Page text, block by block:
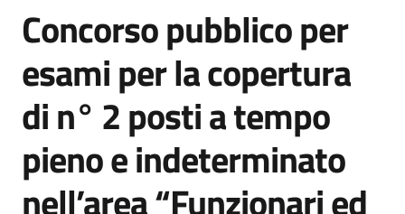
Concorso pubblico per
esami per la copertura
di n° 2 posti a tempo
pieno e indeterminato
nell’area “Funzionari ed